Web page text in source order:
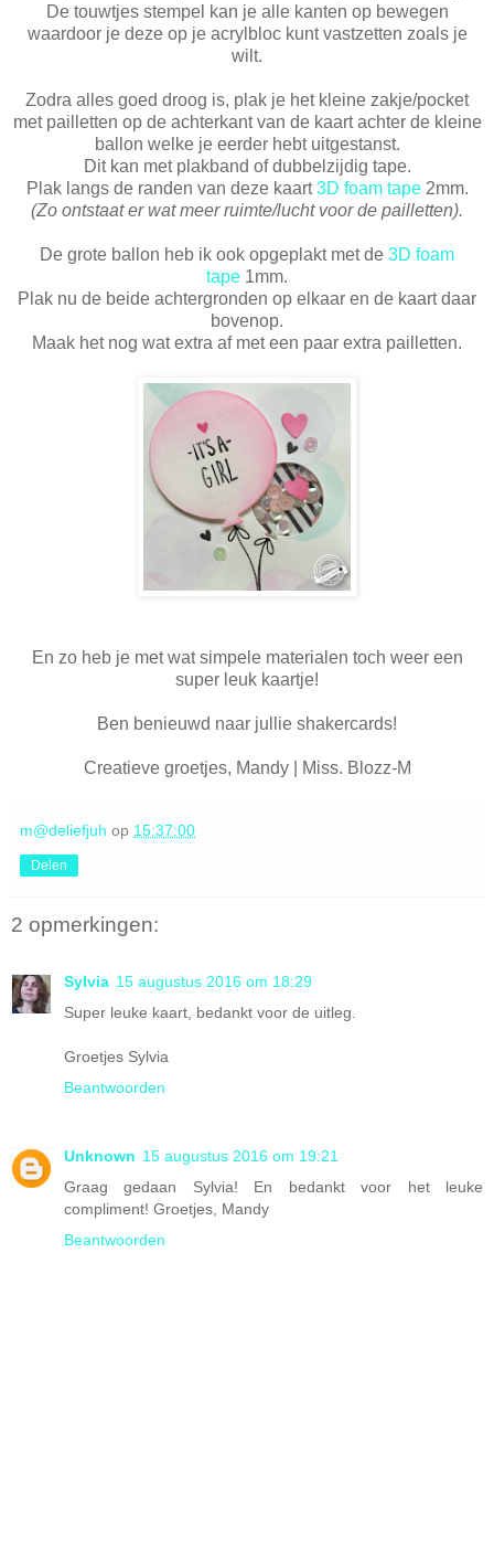
De touwtjes stempel kan je alle kanten op bewegen
waardoor je deze op je acrylbloc kunt vastzetten zoals je
wilt.
Zodra alles goed droog is, plak je het kleine zakje/pocket
met pailletten op de achterkant van de kaart achter de kleine
ballon welke je eerder hebt uitgestanst.
Dit kan met plakband of dubbelzijdig tape.
Plak langs de randen van deze kaart3D foam tape2mm.
(Zo ontstaat er wat meer ruimte/lucht voor de pailletten).
De grote ballon heb ik ook opgeplakt met de 3D foam
tape 1mm.
Plak nu de beide achtergronden op elkaar en de kaart daar
bovenop.
Maak het nog wat extra af met een paar extra pailletten.
En zo heb je met wat simpele materialen toch weer een
super leuk kaartje!
Ben benieuwd naar jullie shakercards!
Creatieve groetjes, Mandy | Miss. Blozz-M
m@deliefjuh op 15:37:00
Delen
2 opmerkingen:
Sylvia 15 augustus 2016 om 18:29
Super leuke kaart, bedankt voor de uitleg.
Groetjes Sylvia
Beantwoorden
Unknown 15 augustus 2016 om 19:21
Graag gedaan Sylvia! En bedankt voor het leuke
compliment! Groetjes, Mandy
Beantwoorden